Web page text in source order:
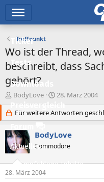
Ticker
Tests
Downloads
Preisvergleich
Forum
Aktuelles
Empfohlene Inhalte
Treffpunkt
Wo ist der Thread,
beschreibt, dass
gehört?
E
r
s
t
e
l
l
e
BodyLove
E
r
s
t
l
l
m
28. März 2004
Für weitere Antworten
BodyLove
Commodore
28. März 2004